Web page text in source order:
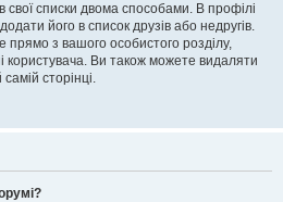
свої списки двома способами. В профілі
його в список друзів або недругів.
прямо з вашого особистого розділу,
користувача. Ви також можете видаляти
сторінці.